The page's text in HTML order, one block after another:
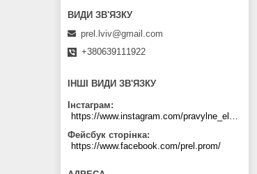
prel.lviv@gmail.com
+380639111922
ІНШІ ВИДИ ЗВ'ЯЗКУ
Інстаграм
https://www.instagram.com/pravylne_electrozhyvlennya/
Фейсбук сторінка
https://www.facebook.com/prel.prom/